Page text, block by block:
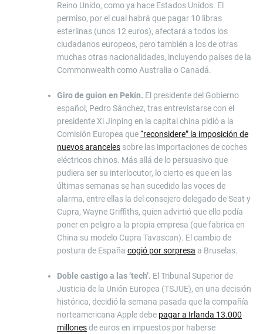
Reino Unido, como ya hace Estados Unidos. El
permiso, por el cual habrá que pagar 10 libras
esterlinas (unos 12 euros), afectará a todos los
ciudadanos europeos, pero también a los de otras
muchas otras nacionalidades, incluyendo países de la
Commonwealth como Australia o Canadá.
Giro de guion en Pekín. El presidente del Gobierno
español, Pedro Sánchez, tras entrevistarse con el
presidente Xi Jinping en la capital china pidió a la
Comisión Europea que“reconsidere” la imposición de
nuevos aranceles sobre las importaciones de coches
eléctricos chinos. Más allá de lo persuasivo que
pudiera ser su interlocutor, lo cierto es que en las
últimas semanas se han sucedido las voces de
alarma, entre ellas la del consejero delegado de Seat y
Cupra, Wayne Griffiths, quien advirtió que ello podía
poner en peligro a la propia empresa (que fabrica en
China su modelo Cupra Tavascan). El cambio de
postura de España cogió por sorpresa a Bruselas.
Doble castigo a las ‘tech’. El Tribunal Superior de
Justicia de la Unión Europea (TSJUE), en una decisión
histórica, decidió la semana pasada que la compañía
norteamericana Apple debe pagar a Irlanda 13.000
millonesde euros en impuestos por haberse